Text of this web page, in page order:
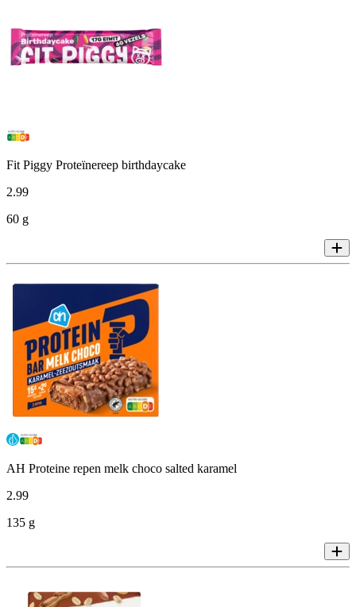
Fit Piggy Proteïnereep birthdaycake
2.99
60 g
AH Proteine repen melk choco salted karamel
2.99
135 g